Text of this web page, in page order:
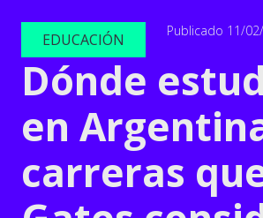
EDUCACIÓN Publicado 11/
Dónde
en
carreras